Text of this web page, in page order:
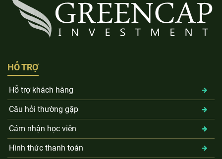
HỖ TRỢ
Hỗ trợ khách hàng
Câu hỏi thường gặp
Cảm nhận học viên
Hình thức thanh toán